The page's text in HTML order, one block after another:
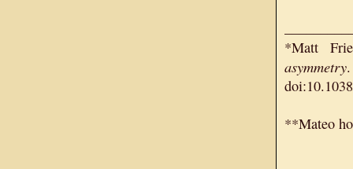
*Matt
asymmetry
**Mateo